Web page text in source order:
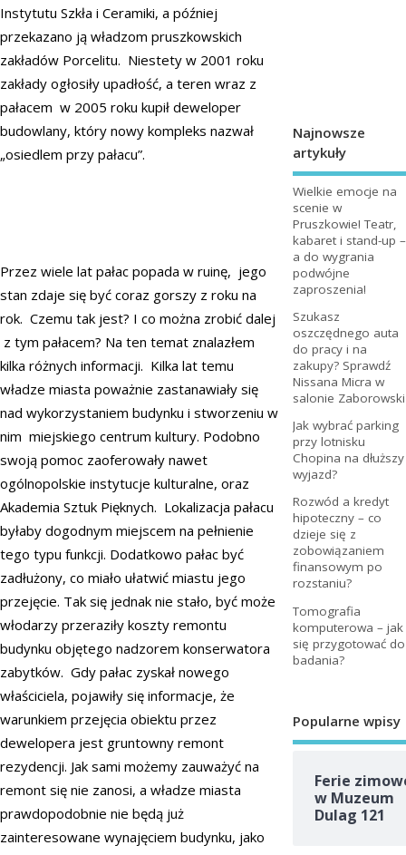
Instytutu Szkła i Ceramiki, a później
przekazano ją władzom pruszkowskich
zakładów Porcelitu. Niestety w 2001 roku
zakłady ogłosiły upadłość, a teren wraz z
pałacem w 2005 roku kupił deweloper
budowlany, który nowy kompleks nazwał
„osiedlem przy pałacu”.
Przez wiele lat pałac popada w ruinę, jego
stan zdaje się być coraz gorszy z roku na
rok. Czemu tak jest? I co można zrobić dalej
z tym pałacem? Na ten temat znalazłem
kilka różnych informacji. Kilka lat temu
władze miasta poważnie zastanawiały się
nad wykorzystaniem budynku i stworzeniu w
nim miejskiego centrum kultury. Podobno
swoją pomoc zaoferowały nawet
ogólnopolskie instytucje kulturalne, oraz
Akademia Sztuk Pięknych. Lokalizacja pałacu
byłaby dogodnym miejscem na pełnienie
tego typu funkcji. Dodatkowo pałac być
zadłużony, co miało ułatwić miastu jego
przejęcie. Tak się jednak nie stało, być może
włodarzy przeraziły koszty remontu
budynku objętego nadzorem konserwatora
zabytków. Gdy pałac zyskał nowego
właściciela, pojawiły się informacje, że
warunkiem przejęcia obiektu przez
dewelopera jest gruntowny remont
rezydencji. Jak sami możemy zauważyć na
remont się nie zanosi, a władze miasta
prawdopodobnie nie będą już
zainteresowane wynajęciem budynku, jako
Najnowsze
artykuły
Wielkie emocje na
scenie w
Pruszkowie! Teatr,
kabaret i stand-up –
a do wygrania
podwójne
zaproszenia!
Szukasz
oszczędnego auta
do pracy i na
zakupy? Sprawdź
Nissana Micra w
salonie Zaborowski
Jak wybrać parking
przy lotnisku
Chopina na dłuższy
wyjazd?
Rozwód a kredyt
hipoteczny – co
dzieje się z
zobowiązaniem
finansowym po
rozstaniu?
Tomografia
komputerowa – jak
się przygotować do
badania?
Popularne wpisy
Ferie
w Muzeum
Dulag 121